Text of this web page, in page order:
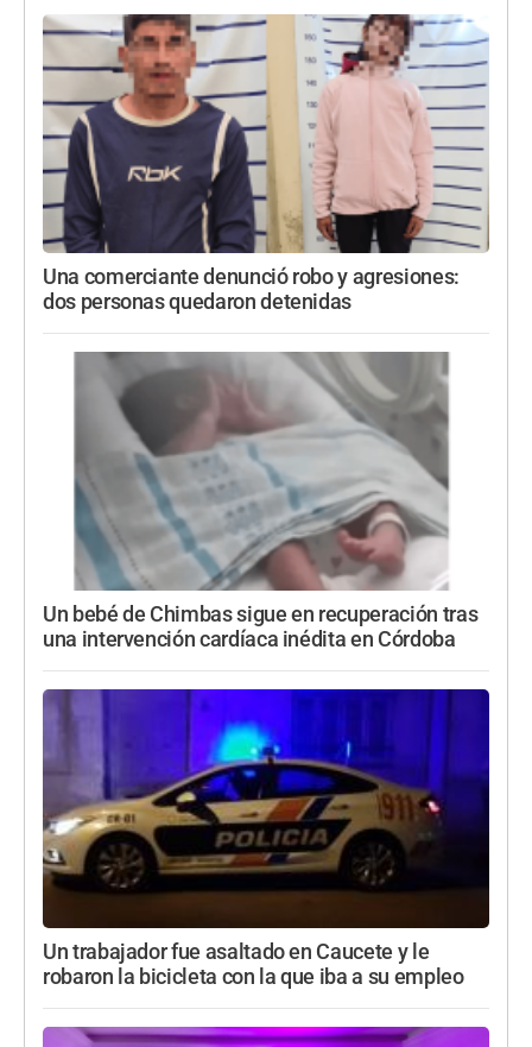
Una comerciante denunció robo y agresiones:
dos personas quedaron detenidas
Un bebé de Chimbas sigue en recuperación tras
una intervención cardíaca inédita en Córdoba
Un trabajador fue asaltado en Caucete y le
robaron la bicicleta con la que iba a su empleo